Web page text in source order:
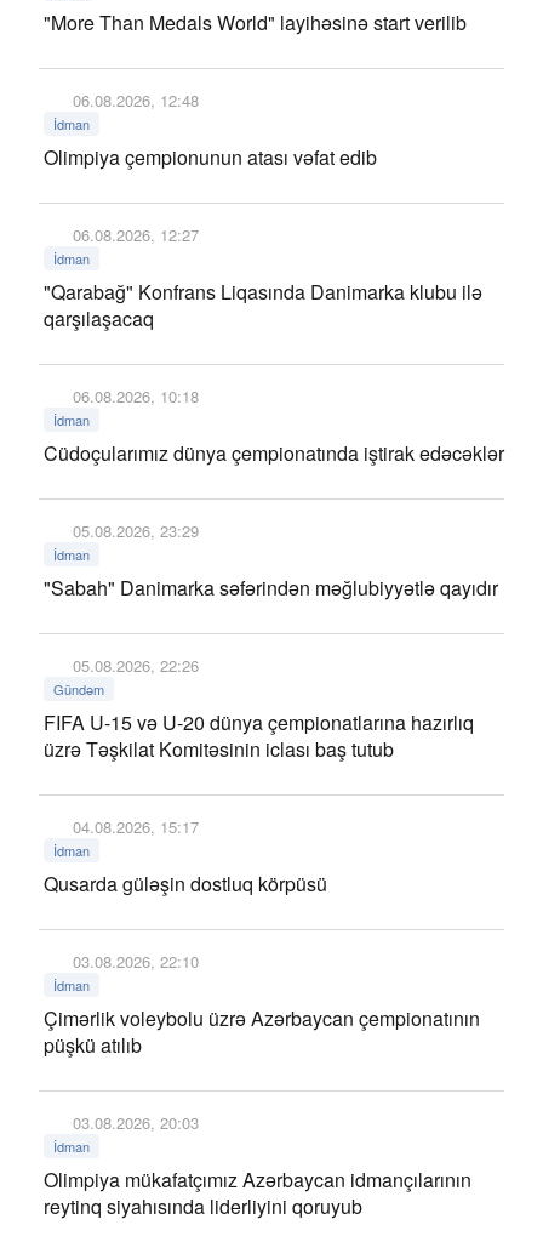
"More Than Medals World" layihəsinə start verilib
06.08.2026, 12:48
İdman
Olimpiya çempionunun atası vəfat edib
06.08.2026, 12:27
İdman
"Qarabağ" Konfrans Liqasında Danimarka klubu ilə
qarşılaşacaq
06.08.2026, 10:18
İdman
Cüdoçularımız dünya çempionatında iştirak edəcəklər
05.08.2026, 23:29
İdman
"Sabah" Danimarka səfərindən məğlubiyyətlə qayıdır
05.08.2026, 22:26
Gündəm
FIFA U-15 və U-20 dünya çempionatlarına hazırlıq
üzrə Təşkilat Komitəsinin iclası baş tutub
04.08.2026, 15:17
İdman
Qusarda güləşin dostluq körpüsü
03.08.2026, 22:10
İdman
Çimərlik voleybolu üzrə Azərbaycan çempionatının
püşkü atılıb
03.08.2026, 20:03
İdman
Olimpiya mükafatçımız Azərbaycan idmançılarının
reytinq siyahısında liderliyini qoruyub